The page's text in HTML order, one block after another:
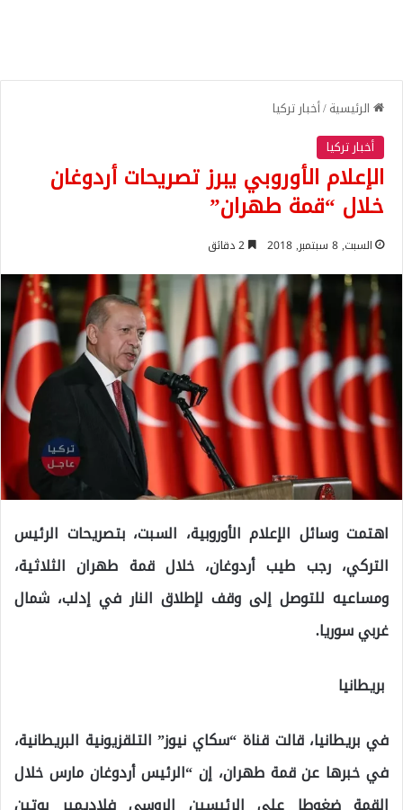
الرئيسية/أخبار تركيا
أخبار تركيا
الإعلام الأوروبي يبرز تصريحات أردوغان
خلال “قمة طهران”
السبت, 8 سبتمبر, 2018
اهتمت وسائل الإعلام الأوروبية، السبت، بتصريحات الرئيس
التركي، رجب طيب أردوغان، خلال قمة طهران الثلاثية،
ومساعيه للتوصل إلى وقف لإطلاق النار في إدلب، شمال
غربي سوريا.
بريطانيا
في بريطانيا، قالت قناة “سكاي نيوز” التلقزيونية البريطانية،
في خبرها عن قمة طهران، إن “الرئيس أردوغان مارس خلال